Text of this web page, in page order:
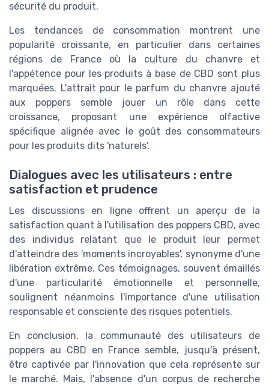
sécurité du produit.
Les tendances de consommation montrent une
popularité croissante, en particulier dans certaines
régions de France où la culture du chanvre et
l'appétence pour les produits à base de CBD sont plus
marquées. L'attrait pour le parfum du chanvre ajouté
aux poppers semble jouer un rôle dans cette
croissance, proposant une expérience olfactive
spécifique alignée avec le goût des consommateurs
pour les produits dits 'naturels'.
Dialogues avec les utilisateurs : entre
satisfaction et prudence
Les discussions en ligne offrent un aperçu de la
satisfaction quant à l'utilisation des poppers CBD, avec
des individus relatant que le produit leur permet
d'atteindre des 'moments incroyables', synonyme d'une
libération extrême. Ces témoignages, souvent émaillés
d'une particularité émotionnelle et personnelle,
soulignent néanmoins l'importance d'une utilisation
responsable et consciente des risques potentiels.
En conclusion, la communauté des utilisateurs de
poppers au CBD en France semble, jusqu'à présent,
être captivée par l'innovation que cela représente sur
le marché. Mais, l'absence d'un corpus de recherche